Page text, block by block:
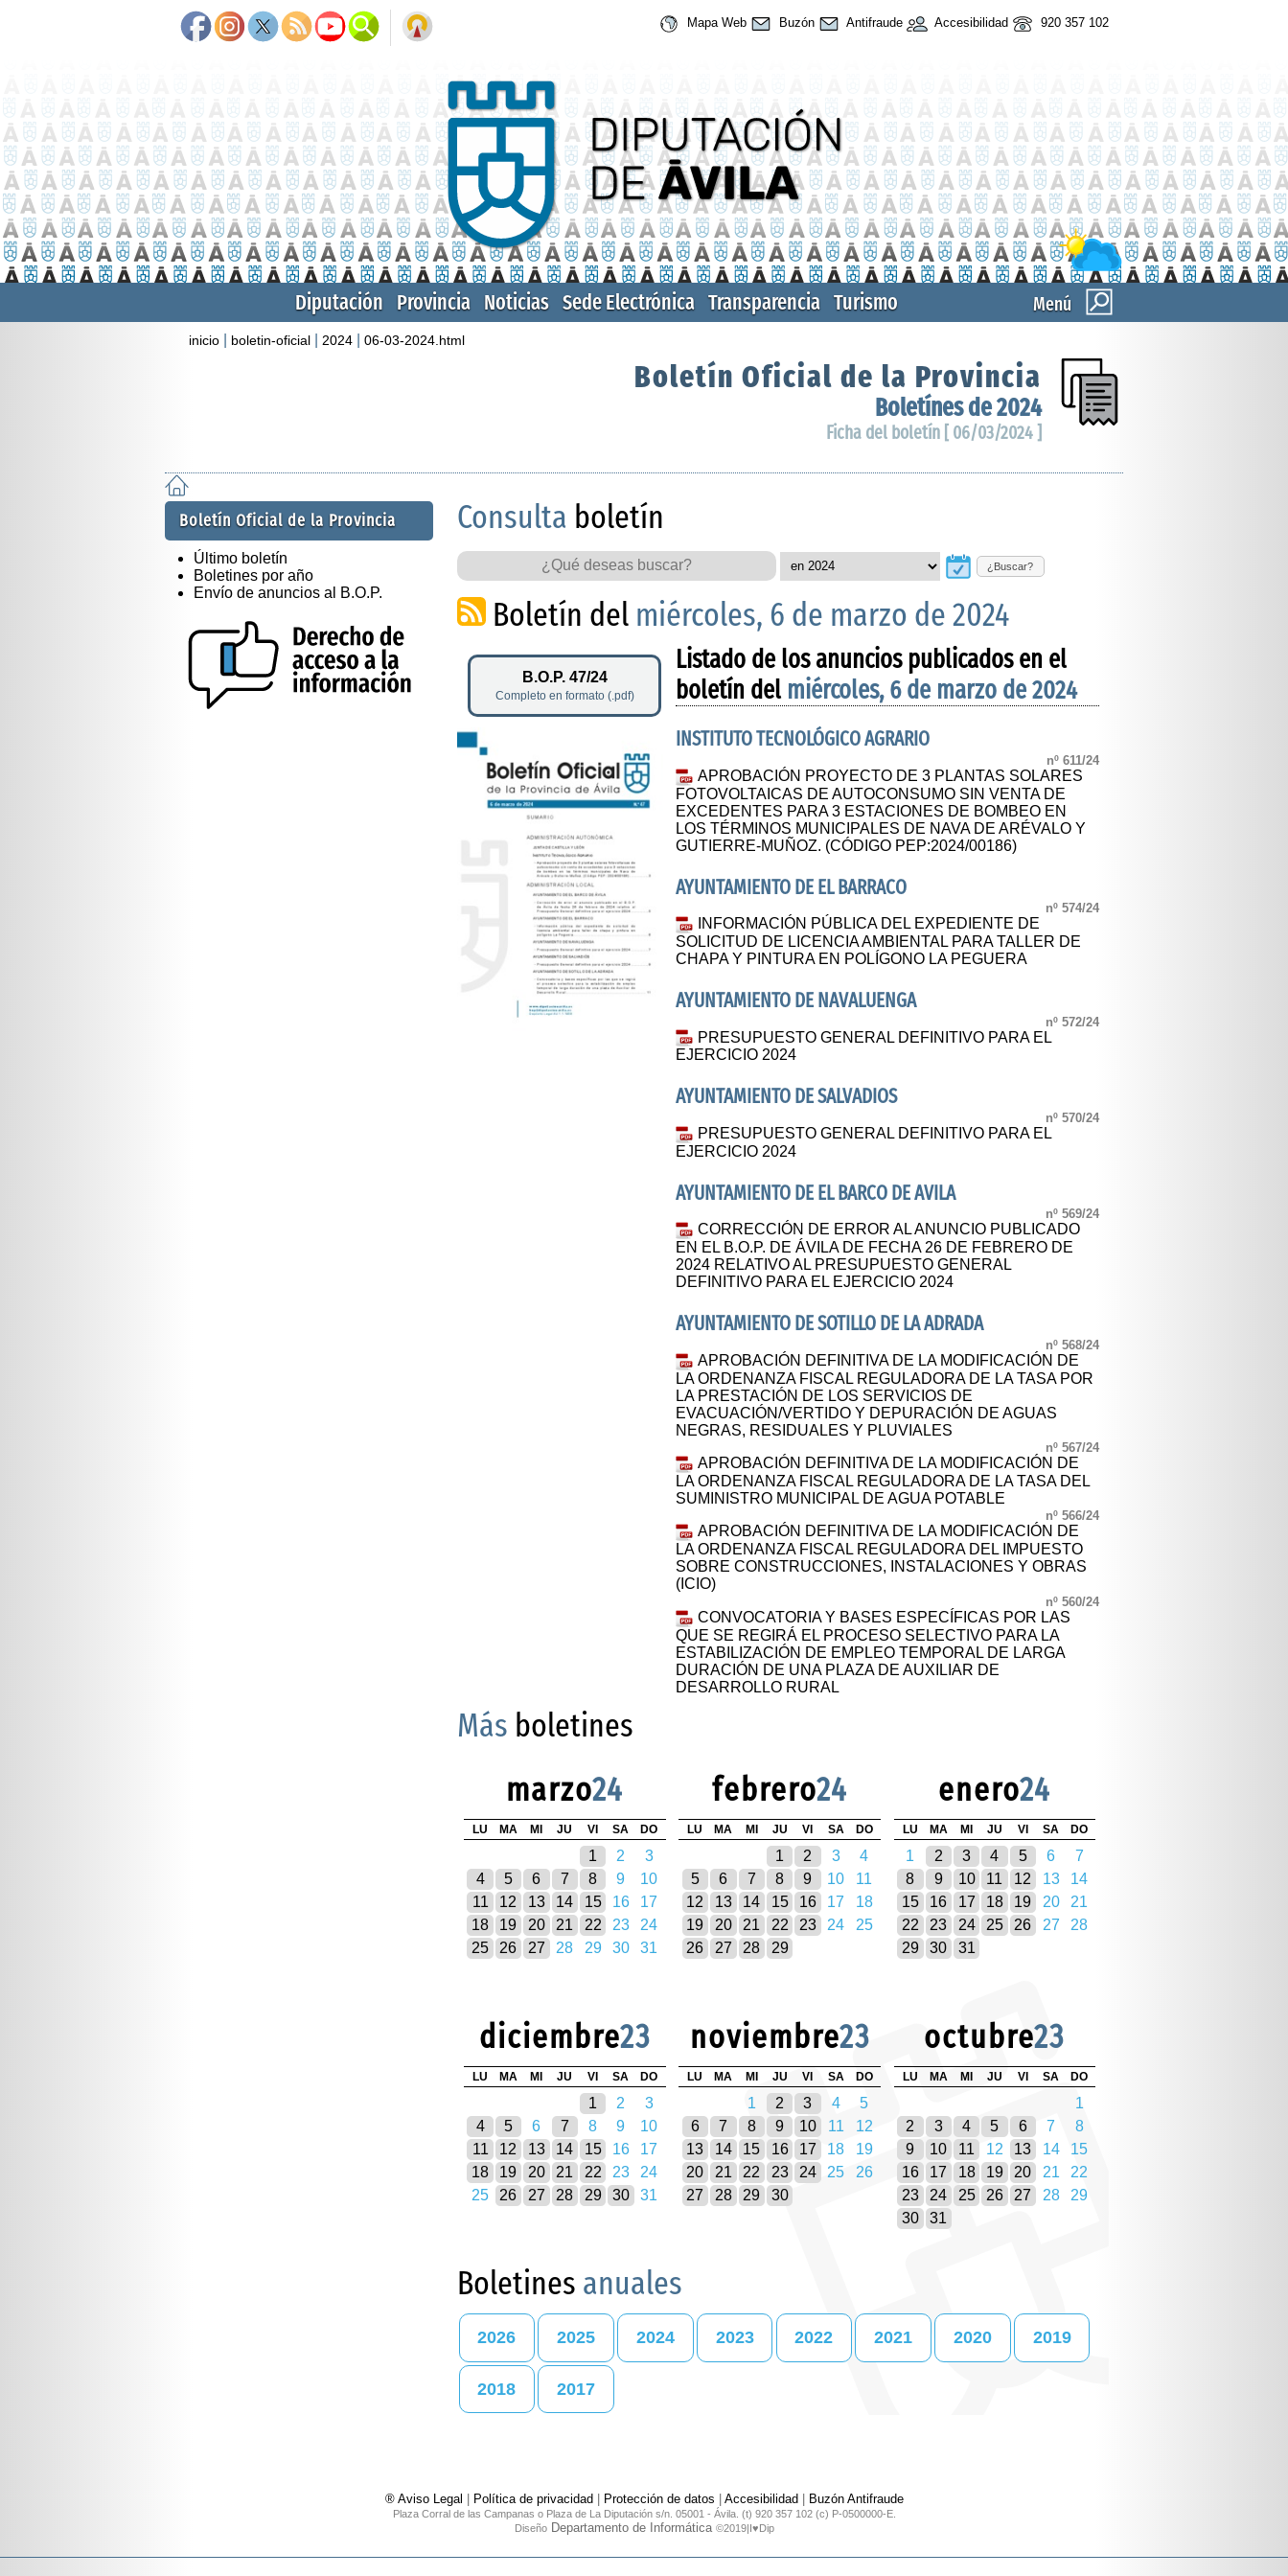
Mapa Web Buzón Antifraude Accesibilidad 920 357 102
Menú
Diputación Provincia Noticias Sede Electrónica Transparencia Turismo
inicio boletin-oficial 2024 06-03-2024.html
Boletín Oficial de la Provincia
Boletínes de 2024
Ficha del boletín [ 06/03/2024 ]
Boletín Oficial de la Provincia
Último boletín
Boletines por año
Envío de anuncios al B.O.P.
Consulta boletín
¿Buscar?
Boletín del miércoles, 6 de marzo de 2024
B.O.P. 47/24
Completo en formato (.pdf)
Listado de los anuncios publicados en el
boletín del miércoles, 6 de marzo de 2024
INSTITUTO TECNOLÓGICO AGRARIO
nº 611/24
APROBACIÓN PROYECTO DE 3 PLANTAS SOLARES
FOTOVOLTAICAS DE AUTOCONSUMO SIN VENTA DE
EXCEDENTES PARA 3 ESTACIONES DE BOMBEO EN
LOS TÉRMINOS MUNICIPALES DE NAVA DE ARÉVALO Y
GUTIERRE-MUÑOZ. (CÓDIGO PEP:2024/00186)
AYUNTAMIENTO DE EL BARRACO
nº 574/24
INFORMACIÓN PÚBLICA DEL EXPEDIENTE DE
SOLICITUD DE LICENCIA AMBIENTAL PARA TALLER DE
CHAPA Y PINTURA EN POLÍGONO LA PEGUERA
AYUNTAMIENTO DE NAVALUENGA
nº 572/24
PRESUPUESTO GENERAL DEFINITIVO PARA EL
EJERCICIO 2024
AYUNTAMIENTO DE SALVADIOS
nº 570/24
PRESUPUESTO GENERAL DEFINITIVO PARA EL
EJERCICIO 2024
AYUNTAMIENTO DE EL BARCO DE AVILA
nº 569/24
CORRECCIÓN DE ERROR AL ANUNCIO PUBLICADO
EN EL B.O.P. DE ÁVILA DE FECHA 26 DE FEBRERO DE
2024 RELATIVO AL PRESUPUESTO GENERAL
DEFINITIVO PARA EL EJERCICIO 2024
AYUNTAMIENTO DE SOTILLO DE LA ADRADA
nº 568/24
APROBACIÓN DEFINITIVA DE LA MODIFICACIÓN DE
LA ORDENANZA FISCAL REGULADORA DE LA TASA POR
LA PRESTACIÓN DE LOS SERVICIOS DE
EVACUACIÓN/VERTIDO Y DEPURACIÓN DE AGUAS
NEGRAS, RESIDUALES Y PLUVIALES
nº 567/24
APROBACIÓN DEFINITIVA DE LA MODIFICACIÓN DE
LA ORDENANZA FISCAL REGULADORA DE LA TASA DEL
SUMINISTRO MUNICIPAL DE AGUA POTABLE
nº 566/24
APROBACIÓN DEFINITIVA DE LA MODIFICACIÓN DE
LA ORDENANZA FISCAL REGULADORA DEL IMPUESTO
SOBRE CONSTRUCCIONES, INSTALACIONES Y OBRAS
(ICIO)
nº 560/24
CONVOCATORIA Y BASES ESPECÍFICAS POR LAS
QUE SE REGIRÁ EL PROCESO SELECTIVO PARA LA
ESTABILIZACIÓN DE EMPLEO TEMPORAL DE LARGA
DURACIÓN DE UNA PLAZA DE AUXILIAR DE
DESARROLLO RURAL
Más boletines
marzo24
LU MA MI JU VI SA DO
1 2
3
4
5 6 7 8 9
10
11
12 13 14 15 16
17
18
19 20 21 22 23
24
25
26 27 28 29 30 31
febrero24
LU MA MI JU VI SA DO
1 2 3
4
5
6 7 8 9 10
11
12
13 14 15 16 17
18
19
20 21 22 23 24
25
26
27 28 29
enero24
LU MA MI JU VI SA DO
1 2 3 4 5 6
7
8
9 10 11 12 13
14
15
16 17 18 19 20
21
22
23 24 25 26 27
28
29
30 31
diciembre23
LU MA MI JU VI SA DO
1 2
3
4
5 6 7 8 9
10
11
12 13 14 15 16
17
18
19 20 21 22 23
24
25
26 27 28 29 30 31
noviembre23
LU MA MI JU VI SA DO
1 2 3 4
5
6
7 8 9 10 11
12
13
14 15 16 17 18
19
20
21 22 23 24 25
26
27
28 29 30
octubre23
LU MA MI JU VI SA DO
1
2
3 4 5 6 7
8
9
10 11 12 13 14
15
16
17 18 19 20 21
22
23
24 25 26 27 28
29
30
31
Boletines anuales
2026 2025 2024 2023 2022 2021 2020 2019
2018 2017
® Aviso Legal Política de privacidad Protección de datos Accesibilidad Buzón Antifraude
Plaza Corral de las Campanas o Plaza de La Diputación s/n. 05001 - Ávila. (t) 920 357 102 (c) P-0500000-E.
DiseñoDepartamento de Informática ©2019|I♥Dip